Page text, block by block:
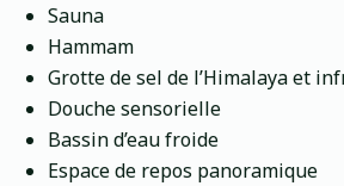
Sauna
Hammam
Grotte de sel de l’Himalaya et
Douche sensorielle
Bassin d’eau froide
Espace de repos panoramique